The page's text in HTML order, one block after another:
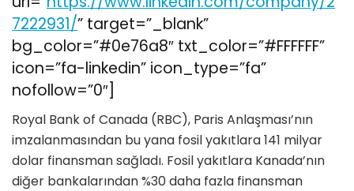
7222931/” target=”_blank”
bg_color=”#0e76a8″ txt_color=”#FFFFFF”
icon=”fa-linkedin” icon_type=”fa”
nofollow=”0″]
Royal Bank of Canada (RBC), Paris Anlaşması’nın
imzalanmasından bu yana fosil yakıtlara 141 milyar
dolar finansman sağladı. Fosil yakıtlara Kanada’nın
diğer bankalarından %30 daha fazla finansman